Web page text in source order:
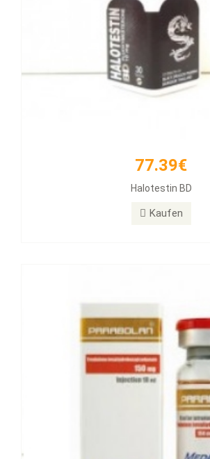
77.39€
Halotestin BD
Kaufen
171.12€
PARABOLAN Trenbolone